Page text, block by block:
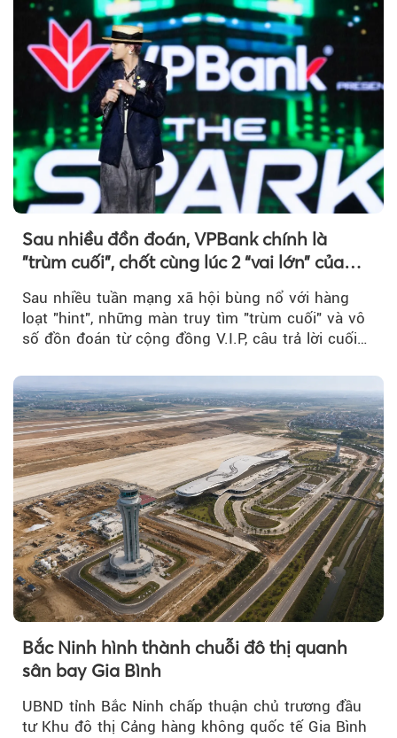
Sau nhiều đồn đoán, VPBank chính là
"trùm cuối", chốt cùng lúc 2 “vai lớn” của
BIGBANG World Tour tại Việt Nam
Sau nhiều tuần mạng xã hội bùng nổ với hàng
loạt "hint", những màn truy tìm "trùm cuối" và vô
số đồn đoán từ cộng đồng V.I.P, câu trả lời cuối
Bắc Ninh hình thành chuỗi đô thị quanh
sân bay Gia Bình
UBND tỉnh Bắc Ninh chấp thuận chủ trương đầu
tư Khu đô thị Cảng hàng không quốc tế Gia Bình